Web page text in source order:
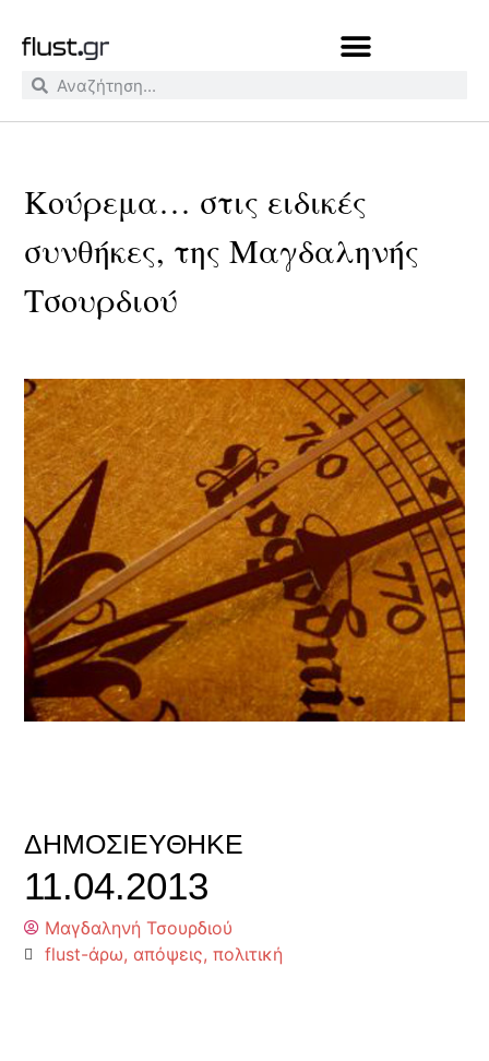
Κούρεμα… στις ειδικές
συνθήκες, της Μαγδαληνής
Τσουρδιού
ΔΗΜΟΣΙΕΎΘΗΚΕ
11.04.2013
Μαγδαληνή Τσουρδιού
flust-άρω,απόψεις,πολιτική